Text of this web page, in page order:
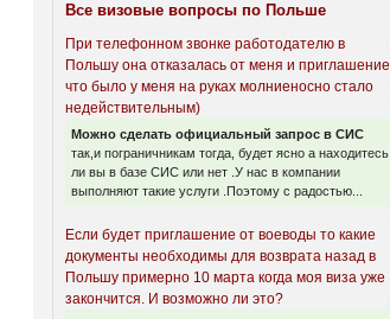
Все визовые вопросы по Польше
При телефонном звонке работодателю в
Польшу она отказалась от меня и приглашение
что было у меня на руках молниеносно стало
недействительным)
Можно сделать официальный запрос в СИС
так,и пограничникам тогда, будет ясно а находитесь
ли вы в базе СИС или нет .У нас в компании
выполняют такие услуги .Поэтому с радостью...
Если будет приглашение от воеводы то какие
документы необходимы для возврата назад в
Польшу примерно 10 марта когда моя виза уже
закончится. И возможно ли это?